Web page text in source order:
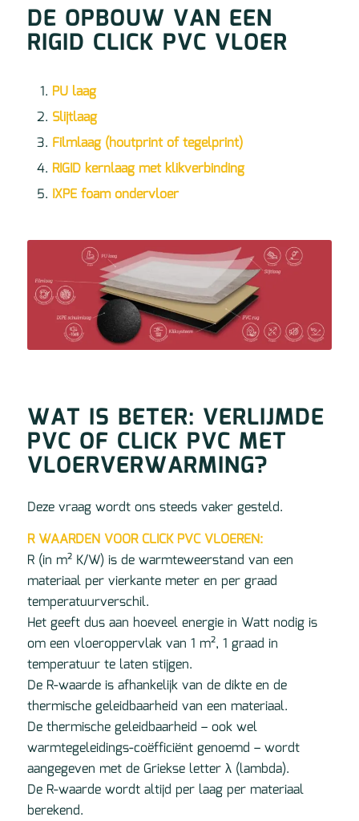
DE OPBOUW VAN EEN
RIGID CLICK PVC VLOER
PU laag
Slijtlaag
Filmlaag (houtprint of tegelprint)
RIGID kernlaag met klikverbinding
IXPE foam ondervloer
WAT IS BETER: VERLIJMDE
PVC OF CLICK PVC MET
VLOERVERWARMING?
Deze vraag wordt ons steeds vaker gesteld.
R WAARDEN VOOR CLICK PVC VLOEREN:
R (in m² K/W) is de warmteweerstand van een
materiaal per vierkante meter en per graad
temperatuurverschil.
Het geeft dus aan hoeveel energie in Watt nodig is
om een vloeroppervlak van 1 m², 1 graad in
temperatuur te laten stijgen.
De R-waarde is afhankelijk van de dikte en de
thermische geleidbaarheid van een materiaal.
De thermische geleidbaarheid – ook wel
warmtegeleidings-coëfficiënt genoemd – wordt
aangegeven met de Griekse letter λ (lambda).
De R-waarde wordt altijd per laag per materiaal
berekend.